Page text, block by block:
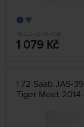
MLCZ-72-01-05B
1 079 Kč
1:72 Saab JAS-
Tiger Meet 2014